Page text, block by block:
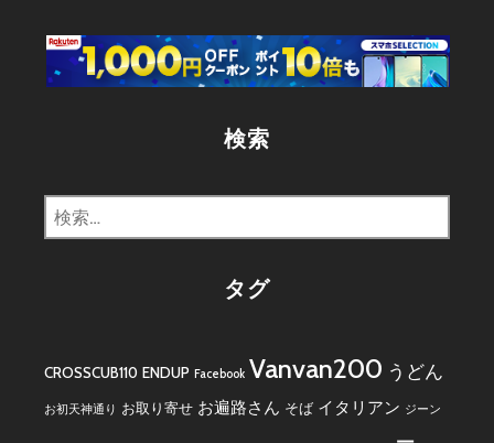
ゴ
リ
検索
検
索:
タグ
CROSSCUB110 ENDUP Facebook Vanvan200 うどん
お初天神通り お取り寄せ お遍路さん そば イタリアン ジーン